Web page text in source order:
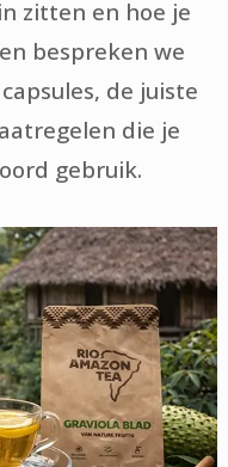
zitten en hoe je
bespreken we
de juiste
die je
gebruik.